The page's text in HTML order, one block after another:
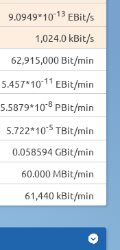
9.0949*10-13 EBit/s
1,024.0 kBit/s
62,915,000 Bit/min
5.457*10-11 EBit/min
5.5879*10-8 PBit/min
5.722*10-5 TBit/min
0.058594 GBit/min
60.000 MBit/min
61,440 kBit/min